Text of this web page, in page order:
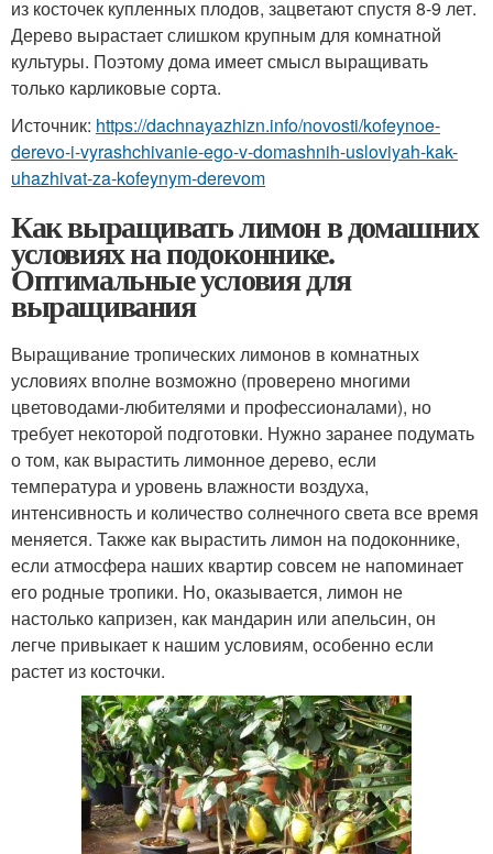
из косточек купленных плодов, зацветают спустя 8-9 лет.
Дерево вырастает слишком крупным для комнатной
культуры. Поэтому дома имеет смысл выращивать
только карликовые сорта.
Источник: https://dachnayazhizn.info/novosti/kofeynoe-
derevo-i-vyrashchivanie-ego-v-domashnih-usloviyah-kak-
uhazhivat-za-kofeynym-derevom
Как выращивать лимон в домашних
условиях на подоконнике.
Оптимальные условия для
выращивания
Выращивание тропических лимонов в комнатных
условиях вполне возможно (проверено многими
цветоводами-любителями и профессионалами), но
требует некоторой подготовки. Нужно заранее подумать
о том, как вырастить лимонное дерево, если
температура и уровень влажности воздуха,
интенсивность и количество солнечного света все время
меняется. Также как вырастить лимон на подоконнике,
если атмосфера наших квартир совсем не напоминает
его родные тропики. Но, оказывается, лимон не
настолько капризен, как мандарин или апельсин, он
легче привыкает к нашим условиям, особенно если
растет из косточки.